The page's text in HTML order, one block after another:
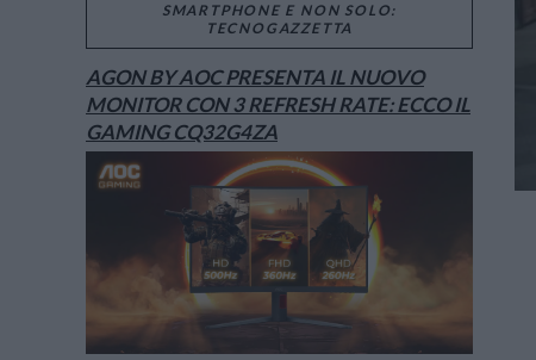
SMARTPHONE E NON SOLO:
TECNOGAZZETTA
AGON BY AOC PRESENTA IL NUOVO
MONITOR CON 3 REFRESH RATE: ECCO IL
GAMING CQ32G4ZA